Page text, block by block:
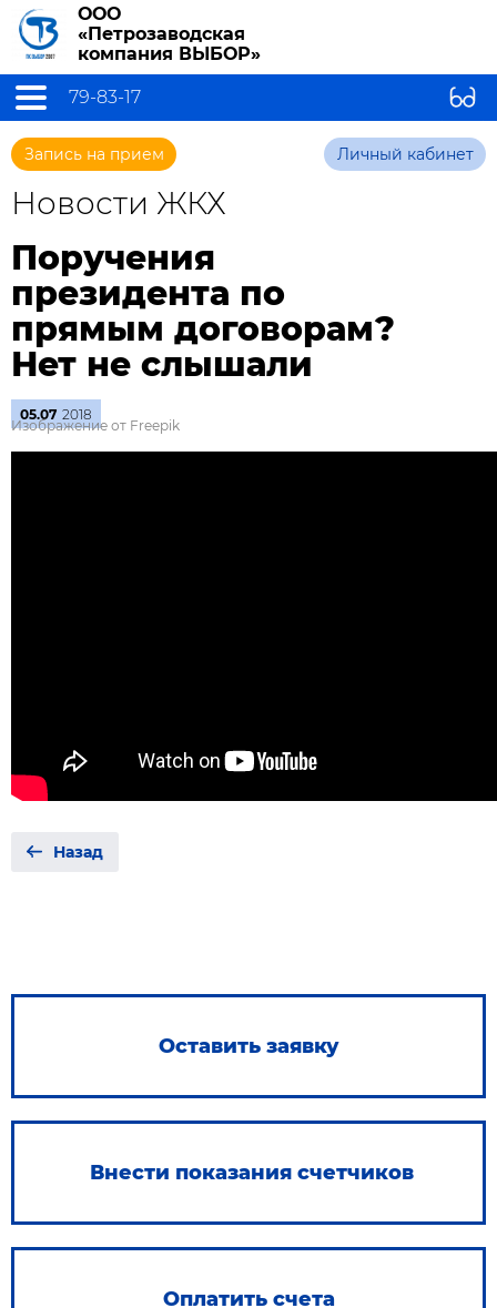
ООО
«Петрозаводская
компания ВЫБОР»
79-83-17
Запись на прием Личный кабинет
Новости ЖКХ
Поручения
президента по
прямым договорам?
Нет не слышали
05.07 2018
Изображение от Freepik
Назад
Оставить заявку
Внести показания счетчиков
Оплатить счета